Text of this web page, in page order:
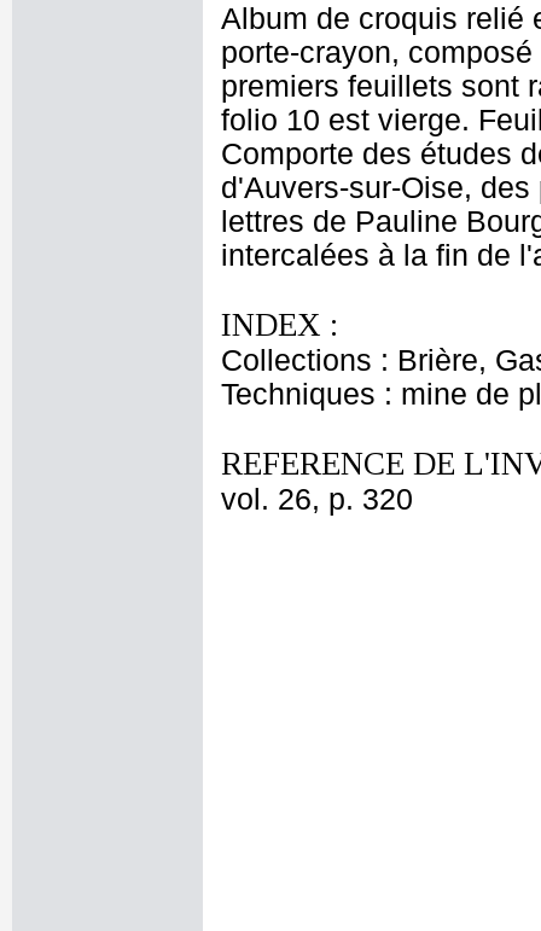
Album de croquis relié
porte-crayon,
premiers feuillets sont
folio 10 est vierge.
Comporte des études
d'Auvers-sur-Oise,
lettres de Pauline
intercalées à la fin de
INDEX :
Collections : Brière,
Techniques : mine de
REFERENCE DE
vol. 26, p. 320